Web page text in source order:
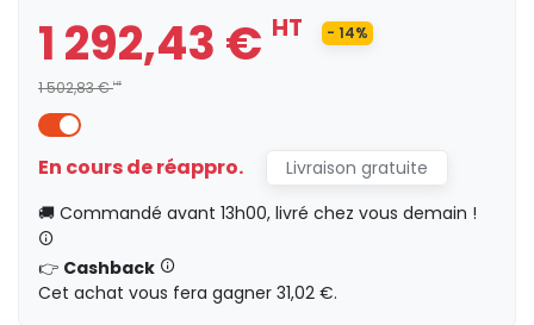
1 040,83 €
1 208,30 €
1 292,43 € HT
1 502,83 €HT
- 14%
En cours de réappro.
Livraison gratuite
🚚 Commandé avant 13h00, livré chez vous demain !
👉 Cashback
Cet achat vous fera gagner 31,02 €.